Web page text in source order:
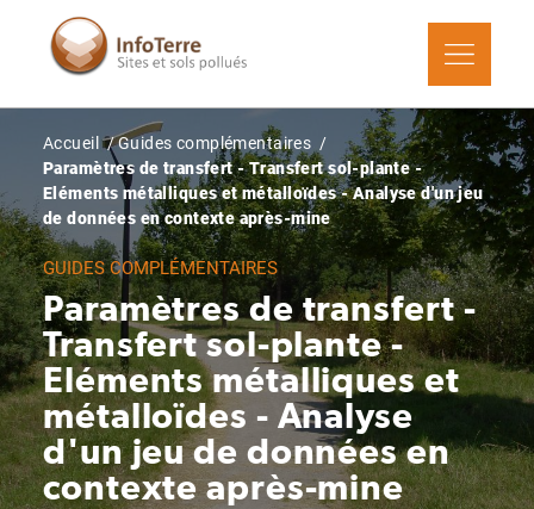
contenu
Fil
d'Ariane
Accueil
Guides complémentaires
Paramètres de transfert - Transfert sol-plante -
Eléments métalliques et métalloïdes - Analyse d'un jeu
de données en contexte après-mine
GUIDES COMPLÉMENTAIRES
Paramètres de transfert -
Transfert sol-plante -
Eléments métalliques et
métalloïdes - Analyse
d'un jeu de données en
contexte après-mine